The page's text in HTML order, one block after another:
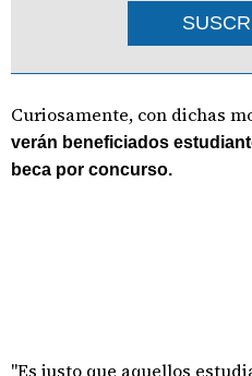
Curiosamente, con dichas
verán beneficiados
beca por concurso.
"Es justo que aquellos